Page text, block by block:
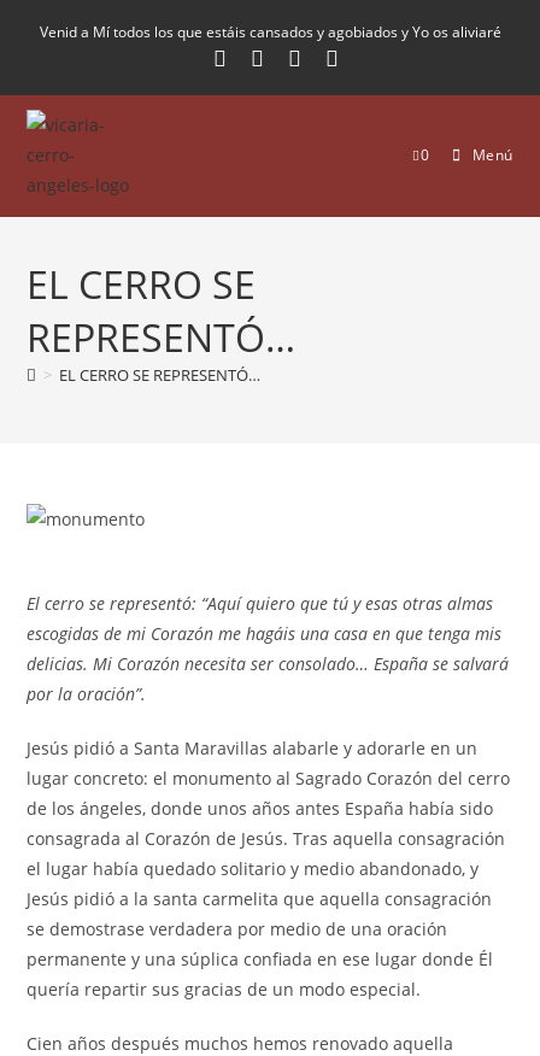
Venid a Mí todos los que estáis cansados y agobiados y Yo os aliviaré
0 Menú
EL CERRO SE
REPRESENTÓ…
> EL CERRO SE REPRESENTÓ…
El cerro se representó: “Aquí quiero que tú y esas otras almas
escogidas de mi Corazón me hagáis una casa en que tenga mis
delicias. Mi Corazón necesita ser consolado… España se salvará
por la oración”.
Jesús pidió a Santa Maravillas alabarle y adorarle en un
lugar concreto: el monumento al Sagrado Corazón del cerro
de los ángeles, donde unos años antes España había sido
consagrada al Corazón de Jesús. Tras aquella consagración
el lugar había quedado solitario y medio abandonado, y
Jesús pidió a la santa carmelita que aquella consagración
se demostrase verdadera por medio de una oración
permanente y una súplica confiada en ese lugar donde Él
quería repartir sus gracias de un modo especial.
Cien años después muchos hemos renovado aquella